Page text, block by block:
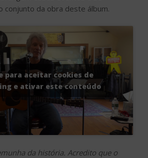
conjunto da obra deste álbum.
para aceitar cookies de
e ativar este conteúdo
da história. Acredito que o